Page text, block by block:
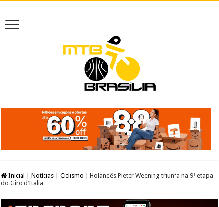
Inicial Notícias Ciclismo
Holandês Pieter Weening triunfa na 9ª etapa
do Giro d’Italia